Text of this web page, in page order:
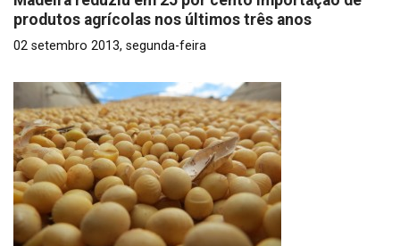
produtos agrícolas nos últimos três anos
02 setembro 2013, segunda-feira